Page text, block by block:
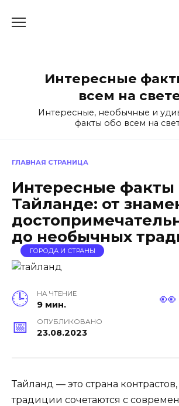
Интересные
всем на
Интересные, необычные и
факты обо всем на
ГЛАВНАЯ СТРАНИЦА
Интересные факты
Тайланде: от
до необычных
ГОРОДА И СТРАНЫ
НА ЧТЕНИЕ
9 мин.
ОПУБЛИКОВАНО
23.08.2023
Тайланд — это страна
традиции сочетаются с